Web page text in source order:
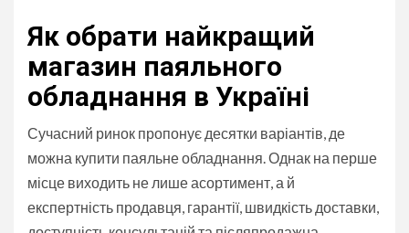
Як обрати найкращий
магазин паяльного
обладнання в Україні
Сучасний ринок пропонує десятки варіантів, де
можна купити паяльне обладнання. Однак на перше
місце виходить не лише асортимент, а й
експертність продавця, гарантії, швидкість доставки,